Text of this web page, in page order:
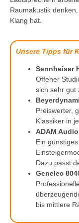
Raumakustik
Klang hat.
Unsere Tipps für
Sennheiser
Offener
sich sehr gut
Preiswerter,
Klassiker in
ADAM
Ein
Dazu passt
Genelec
bis mittlere